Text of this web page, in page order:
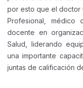
por esto que el doctor
Profesional, médico
docente en
Salud, liderando
una importante
juntas de calificación